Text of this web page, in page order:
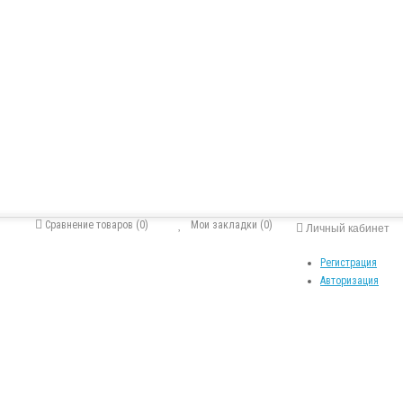
Личный кабинет
Регистрация
Авторизация
Мои закладки (0)
Сравнение товаров (0)